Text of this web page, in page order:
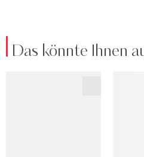
Das könnte Ihnen